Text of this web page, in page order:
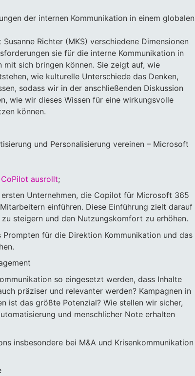
der internen Kommunikation in einem globalen
Richter (MKS) verschiedene Dimensionen
sie für die interne Kommunikation in
mit sich bringen können. Sie zeigt auf, wie
wie kulturelle Unterschiede das Denken,
sodass wir in der anschließenden Diskussion
wie wir dieses Wissen für eine wirkungsvolle
können.
und Personalisierung vereinen – Microsoft
ausrollt;
Unternehmen, die Copilot für Microsoft 365
einführen. Diese Einführung zielt darauf
steigern und den Nutzungskomfort zu erhöhen.
Prompten für die Direktion Kommunikation und das
so eingesetzt werden, dass Inhalte
präziser und relevanter werden? Kampagnen in
ist das größte Potenzial? Wie stellen wir sicher,
und menschlicher Note erhalten
insbesondere bei M&A und Krisenkommunikation